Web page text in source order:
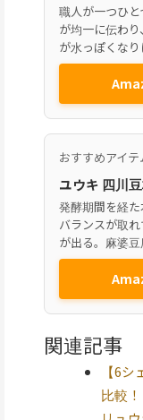
職人が一つひ
が均一に伝わ
が水っぽくなり
おすすめアイテ
ユウキ 四川
発酵期間を経
バランスが取
が出る。麻婆豆
関連記事
【6
比較